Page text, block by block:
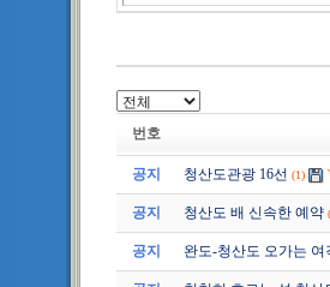
번호
공지 청산도관광 16선 (1)
공지 청산도 배 신속한 예약
공지 완도-청산도 오가는